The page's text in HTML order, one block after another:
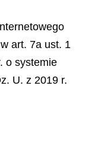
art. 7a ust. 1
o systemie
U. z 2019 r.